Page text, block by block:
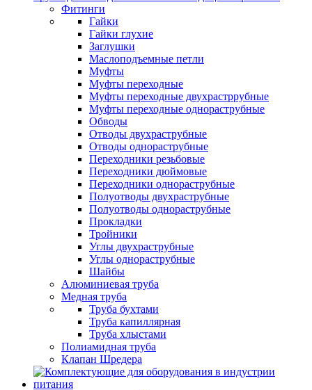
Фитинги
Гайки
Гайки глухие
Заглушки
Маслоподъемные петли
Муфты
Муфты переходные
Муфты переходные двухрастррубные
Муфты переходные однораструбные
Обводы
Отводы двухраструбные
Отводы однораструбные
Переходники резьбовые
Переходники дюймовые
Переходники однораструбные
Полуотводы двухраструбные
Полуотводы однораструбные
Прокладки
Тройники
Углы двухраструбные
Углы однораструбные
Шайбы
Алюминиевая труба
Медная труба
Труба бухтами
Труба капиллярная
Труба хлыстами
Полиамидная труба
Клапан Шредера